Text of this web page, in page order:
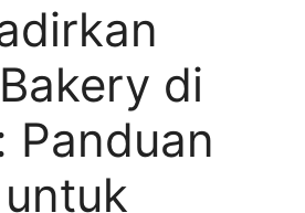
di
Panduan